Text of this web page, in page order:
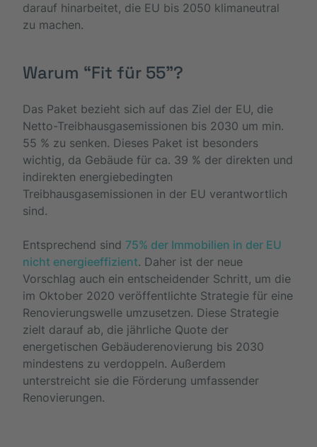
darauf hinarbeitet, die EU bis 2050 klimaneutral
zu machen.
Warum “Fit für 55”?
Das Paket bezieht sich auf das Ziel der EU, die
Netto-Treibhausgasemissionen bis 2030 um min.
55 % zu senken. Dieses Paket ist besonders
wichtig, da Gebäude für ca. 39 % der direkten und
indirekten energiebedingten
Treibhausgasemissionen in der EU verantwortlich
sind.
Entsprechend sind 75% der Immobilien in der EU
nicht energieeffizient. Daher ist der neue
Vorschlag auch ein entscheidender Schritt, um die
im Oktober 2020 veröffentlichte Strategie für eine
Renovierungswelle umzusetzen. Diese Strategie
zielt darauf ab, die jährliche Quote der
energetischen Gebäuderenovierung bis 2030
mindestens zu verdoppeln. Außerdem
unterstreicht sie die Förderung umfassender
Renovierungen.